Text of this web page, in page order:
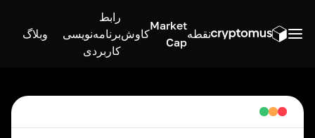
نقطه
Market
Cap
کاوش
رابط
برنامه‌نویسی
کاربردی
وبلاگ